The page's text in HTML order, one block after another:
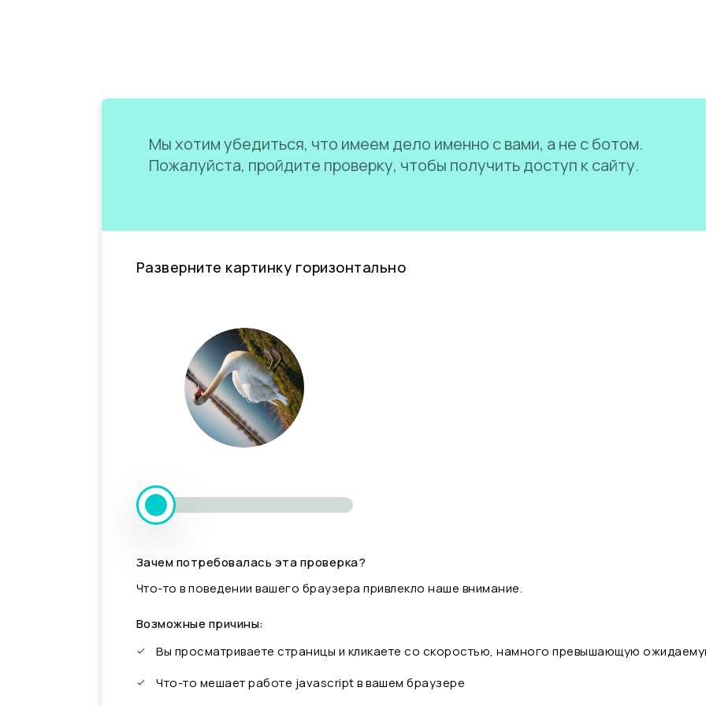
Мы хотим убедиться, что имеем дело именно с вами, а не с ботом.
Пожалуйста, пройдите проверку, чтобы получить доступ к сайту.
Разверните картинку горизонтально
Зачем потребовалась эта проверка?
Что-то в поведении вашего браузера привлекло наше внимание.
Возможные причины:
Вы просматриваете страницы и кликаете со скоростью, намного превышающую
Что-то мешает работе javascript в вашем браузере